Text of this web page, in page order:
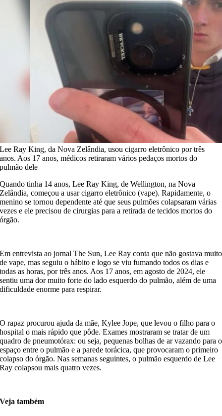
Lee Ray King, da Nova Zelândia, usou cigarro eletrônico por três
anos. Aos 17 anos, médicos retiraram vários pedaços mortos do
pulmão dele
Quando tinha 14 anos, Lee Ray King, de Wellington, na Nova
Zelândia, começou a usar cigarro eletrônico (vape). Rapidamente, o
menino se tornou dependente até que seus pulmões colapsaram várias
vezes e ele precisou de cirurgias para a retirada de tecidos mortos do
órgão.
Em entrevista ao jornal The Sun, Lee Ray conta que não gostava muito
de vape, mas seguiu o hábito e logo se viu fumando todos os dias e
todas as horas, por três anos. Aos 17 anos, em agosto de 2024, ele
sentiu uma dor muito forte do lado esquerdo do pulmão, além de uma
dificuldade enorme para respirar.
O rapaz procurou ajuda da mãe, Kylee Jope, que levou o filho para o
hospital o mais rápido que pôde. Exames mostraram se tratar de um
quadro de pneumotórax: ou seja, pequenas bolhas de ar vazando para o
espaço entre o pulmão e a parede torácica, que provocaram o primeiro
colapso do órgão. Nas semanas seguintes, o pulmão esquerdo de Lee
Ray colapsou mais quatro vezes.
Veja também